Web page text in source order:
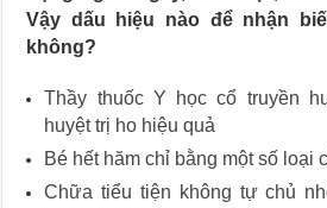
Vậy dấu hiệu nào để nhận
không?
Thầy thuốc Y học cổ truyền
huyệt trị ho hiệu quả
Bé hết hăm chỉ bằng một số loại
Chữa tiểu tiện không tự chủ